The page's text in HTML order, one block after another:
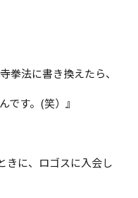
拳法に書き換えたら、
です。(笑）』
きに、ロゴスに入会し